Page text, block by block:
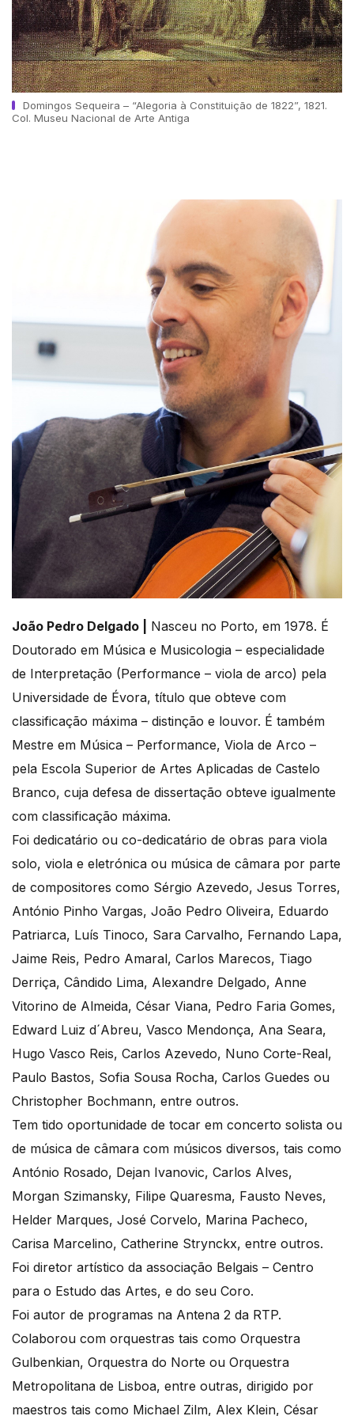
Domingos Sequeira – “Alegoria à Constituição de 1822”, 1821.
Col. Museu Nacional de Arte Antiga
João Pedro Delgado |
Nasceu no Porto, em 1978. É
Doutorado em Música e Musicologia – especialidade
de Interpretação (Performance – viola de arco) pela
Universidade de Évora, título que obteve com
classificação máxima – distinção e louvor. É também
Mestre em Música – Performance, Viola de Arco –
pela Escola Superior de Artes Aplicadas de Castelo
Branco, cuja defesa de dissertação obteve igualmente
com classificação máxima.
Foi dedicatário ou co-dedicatário de obras para viola
solo, viola e eletrónica ou música de câmara por parte
de compositores como Sérgio Azevedo, Jesus Torres,
António Pinho Vargas, João Pedro Oliveira, Eduardo
Patriarca, Luís Tinoco, Sara Carvalho, Fernando Lapa,
Jaime Reis, Pedro Amaral, Carlos Marecos, Tiago
Derriça, Cândido Lima, Alexandre Delgado, Anne
Vitorino de Almeida, César Viana, Pedro Faria Gomes,
Edward Luiz d´Abreu, Vasco Mendonça, Ana Seara,
Hugo Vasco Reis, Carlos Azevedo, Nuno Corte-Real,
Paulo Bastos, Sofia Sousa Rocha, Carlos Guedes ou
Christopher Bochmann, entre outros.
Tem tido oportunidade de tocar em concerto solista ou
de música de câmara com músicos diversos, tais como
António Rosado, Dejan Ivanovic, Carlos Alves,
Morgan Szimansky, Filipe Quaresma, Fausto Neves,
Helder Marques, José Corvelo, Marina Pacheco,
Carisa Marcelino, Catherine Strynckx, entre outros.
Foi diretor artístico da associação Belgais – Centro
para o Estudo das Artes, e do seu Coro.
Foi autor de programas na Antena 2 da RTP.
Colaborou com orquestras tais como Orquestra
Gulbenkian, Orquestra do Norte ou Orquestra
Metropolitana de Lisboa, entre outras, dirigido por
maestros tais como Michael Zilm, Alex Klein, César